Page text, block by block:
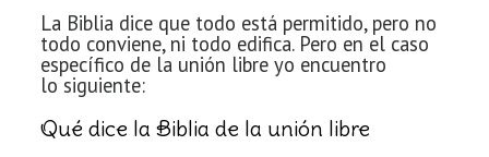
La Biblia dice que todo está permitido, pero no
todo conviene, ni todo edifica. Pero en el caso
específico de la unión libre yo encuentro
losiguiente:
Qué dice la Biblia de la unión libre